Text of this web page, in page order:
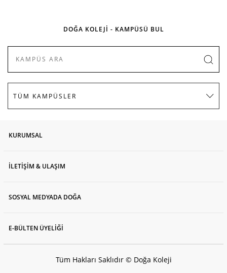
DOĞA KOLEJİ - KAMPÜSÜ BUL
KURUMSAL
İLETİŞİM & ULAŞIM
SOSYAL MEDYADA DOĞA
E-BÜLTEN ÜYELİĞİ
Tüm Hakları Saklıdır © Doğa Koleji